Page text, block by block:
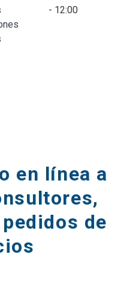
- 12:00
en línea a
de